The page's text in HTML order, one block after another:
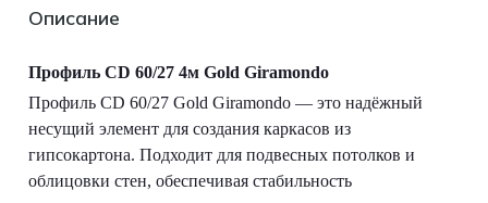
Описание
Профиль CD 60/27 4м Gold Giramondo
Профиль CD 60/27 Gold Giramondo — это надёжный
несущий элемент для создания каркасов из
гипсокартона. Подходит для подвесных потолков и
облицовки стен, обеспечивая стабильность